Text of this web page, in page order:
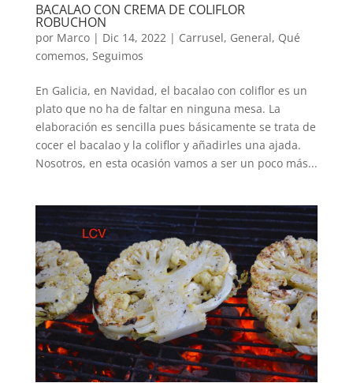
BACALAO CON CREMA DE COLIFLOR
ROBUCHON
por Marco| Dic 14, 2022| Carrusel, General, Qué
comemos, Seguimos
En Galicia, en Navidad, el bacalao con coliflor es un
plato que no ha de faltar en ninguna mesa. La
elaboración es sencilla pues básicamente se trata de
cocer el bacalao y la coliflor y añadirles una ajada.
Nosotros, en esta ocasión vamos a ser un poco más...